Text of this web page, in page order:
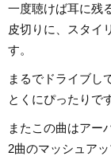
一度聴けば耳に残
皮切りに、スタイ
す。
まるでドライブし
とくにぴったりで
またこの曲はアー
2曲のマッシュアッ